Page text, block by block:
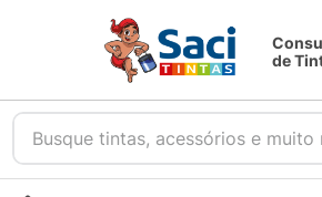
de
Busque tintas, acessórios e muito